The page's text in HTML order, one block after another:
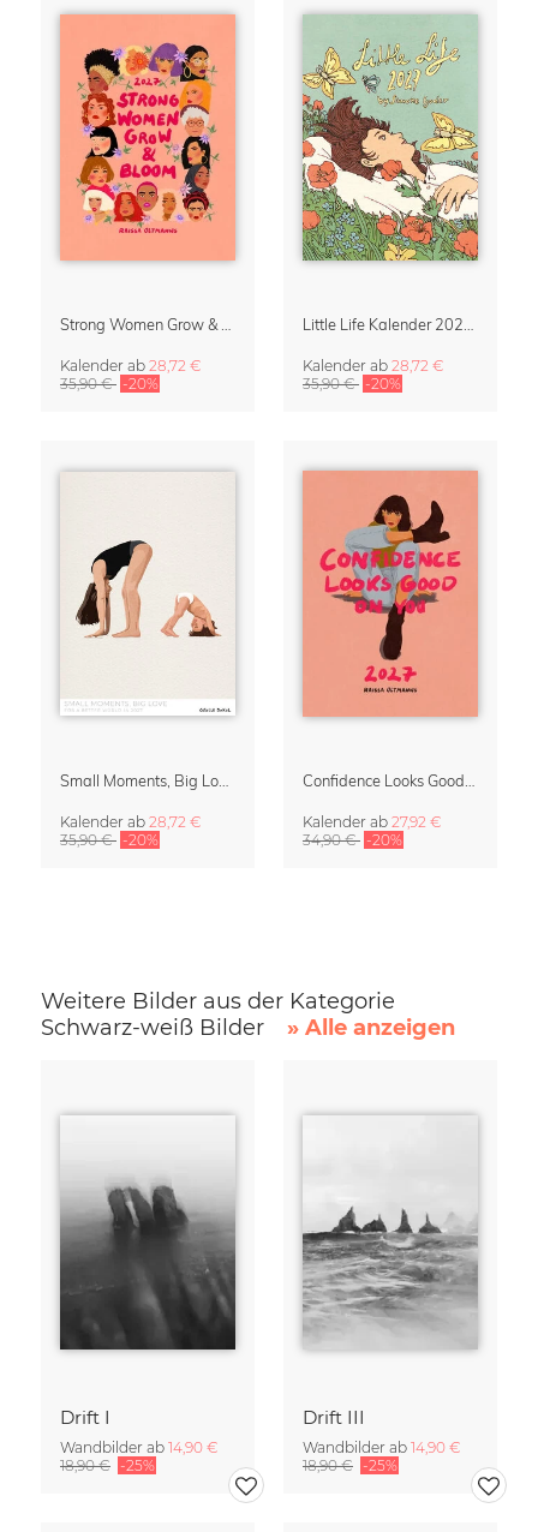
Kalender ab 28,72 €
35,90 € -20%
Kalender ab 28,72 €
35,90 € -20%
Kalender ab 28,72 €
35,90 € -20%
Kalender ab 27,92 €
34,90 € -20%
Weitere Bilder aus der Kategorie
Schwarz-weiß Bilder
» Alle anzeigen
Drift I
Wandbilder ab 14,90 €
18,90 € -25%
Drift III
Wandbilder ab 14,90 €
18,90 € -25%